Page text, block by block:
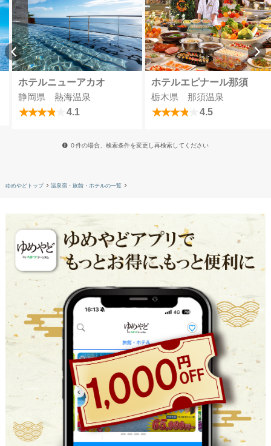
ホテルニューアカオ
静岡県 熱海温泉
4.1
ホテルエピナール那須
栃木県 那須温泉
4.5
０件の場合、検索条件を変更し再検索してください
ゆめやどトップ 温泉宿・旅館・ホテルの一覧